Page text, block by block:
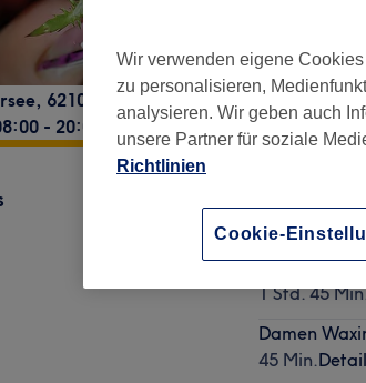
, 6210
- 20:00
1 Std.Details
Damen -
1 Std. 45
Damen
45 Min.
Wir verwenden eigene
zu personalisieren,
analysieren. Wir geben auch
unsere Partner für soziale
Richtlinien
Cookie-